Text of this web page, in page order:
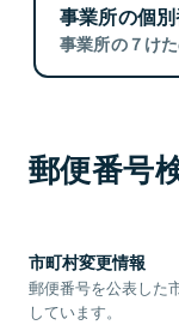
事業所の個
事業所の７け
郵便番号
市町村変更情報
郵便番号を公表した
しています。